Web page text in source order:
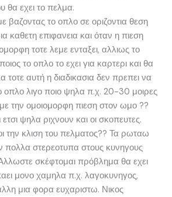
θα εχει το πελμα.
βαζοντας το οπλο σε οριζοντια θεση
καθετη επιφανεια και όταν η πιεση
τοτε λεμε ενταξει, αλλιως το
το οπλο το εχει για καρτερι και θα
αυτή η διαδικασια δεν πρεπει να
οπλο λιγο ποιο ψηλα π.χ. 20-30 μοιρες
την ομοιομορφη πιεση στον ωμο ??
ψηλα ριχνουν και οι σκοπευτες.
την κλιση του πελματος?? Τα ρωταω
πολλα στερεοτυπα στους κυνηγους
σκέφτομαι πρόβλημα θα εχει
μονο χαμηλα π.χ. λαγοκυνηγος,
μια φορα ευχαριστω. Νικος